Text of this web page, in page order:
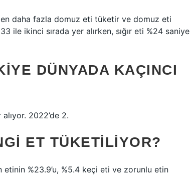
daha fazla domuz eti tüketir ve domuz eti
ile ikinci sırada yer alırken, sığır eti %24 saniye
DÜNYADA KAÇINCI
2022’de 2.
ET TÜKETILIYOR?
etinin %23.9’u, %5.4 keçi eti ve zorunlu etin